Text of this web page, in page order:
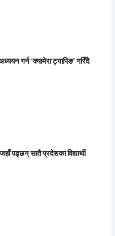
गर्न ‘क्यामेरा ट्यापिङ’ गरिँदै
पढ्छन् सातै प्रदेशका विद्यार्थी